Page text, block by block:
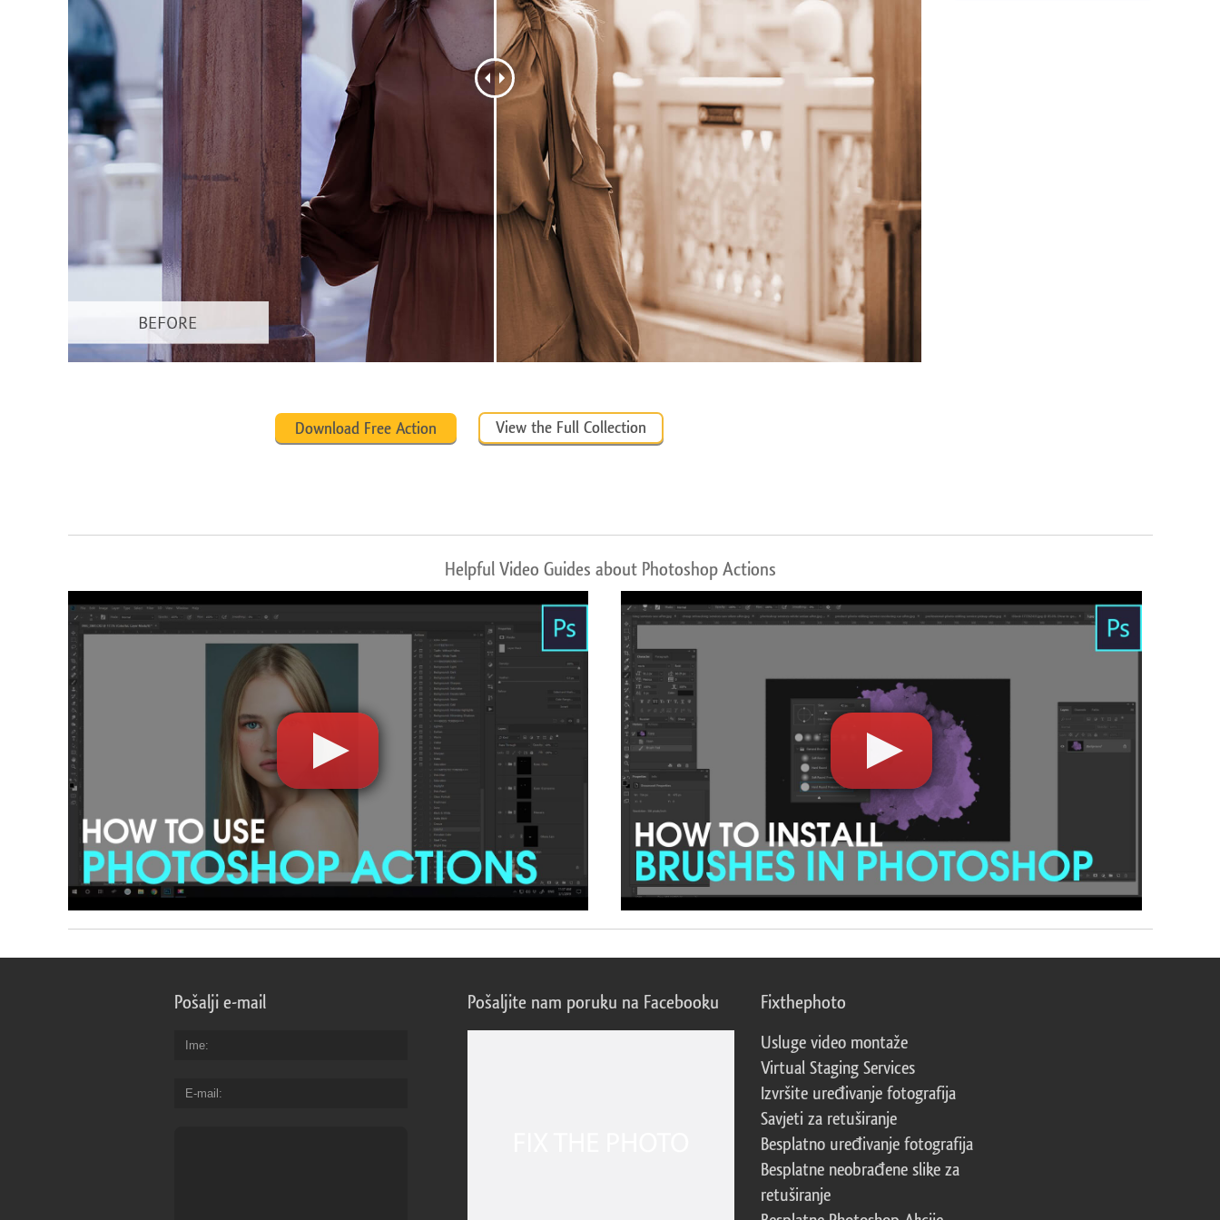
Uređivanje fotografija proizvoda Uređivanje fotografija nakita
Download Free Action View the Full Collection
Helpful Video Guides about Photoshop Actions
Pošalji e-mail
Ime
E-mail
Pošaljite nam poruku na Facebooku Fixthephoto
Usluge video montaže
Virtual Staging Services
Izvršite uređivanje fotografija
Savjeti za retuširanje
Besplatno uređivanje fotografija
Besplatne neobrađene slike za
retuširanje